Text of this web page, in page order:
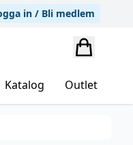
in / Bli medlem
Katalog Outlet